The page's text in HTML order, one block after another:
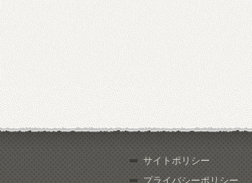
サイトポリシー
プライバシーポリシー